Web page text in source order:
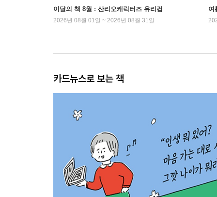
이달의 책 8월 : 산리오캐릭터즈 유리컵
2026년 08월 01일 ~ 2026년 08월 31일
여
카드뉴스로 보는 책